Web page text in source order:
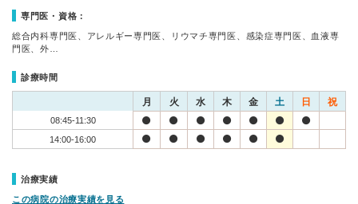
専門医・資格：
総合内科専門医、アレルギー専門医、リウマチ専門医、感染症専門医、血液専
門医、外…
診療時間
月 火 水 木 金 土 日 祝
08:45-11:30
14:00-16:00
治療実績
この病院の治療実績を見る